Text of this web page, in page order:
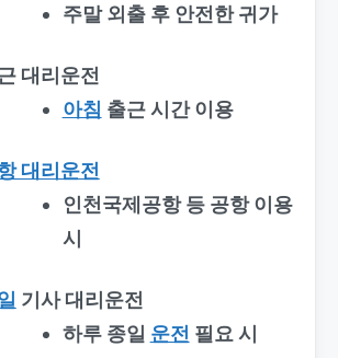
주말 외출 후 안전한 귀가
대리운전
아침 출근 시간 이용
대리운전
인천국제공항 등 공항 이용
시
기사 대리운전
하루 종일 운전 필요 시